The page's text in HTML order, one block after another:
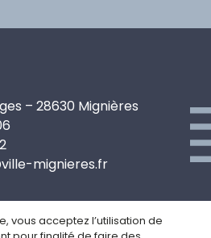
– 28630 Mignières
mignieres.fr
vous acceptez l’utilisation de